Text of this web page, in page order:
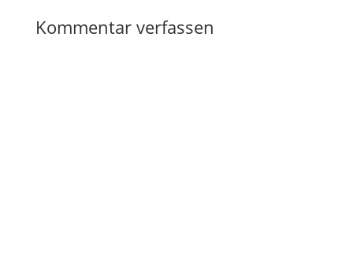
Kommentar verfassen